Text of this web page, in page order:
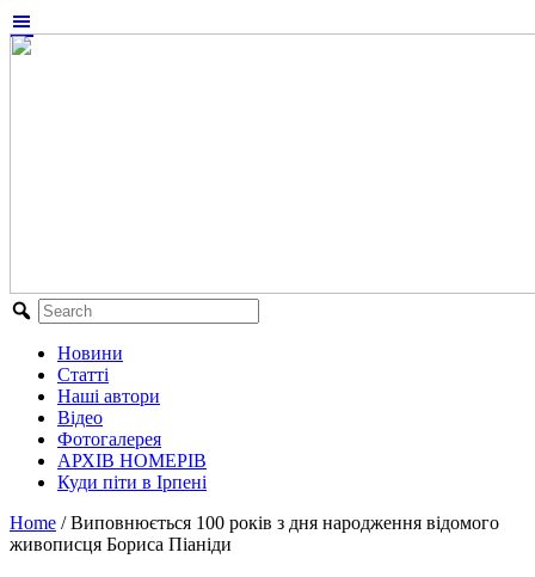
Новини
Статті
Наші автори
Відео
Фотогалерея
АРХІВ НОМЕРІВ
Куди піти в Ірпені
Home / Виповнюється 100 років з дня народження відомого
живописця Бориса Піаніди